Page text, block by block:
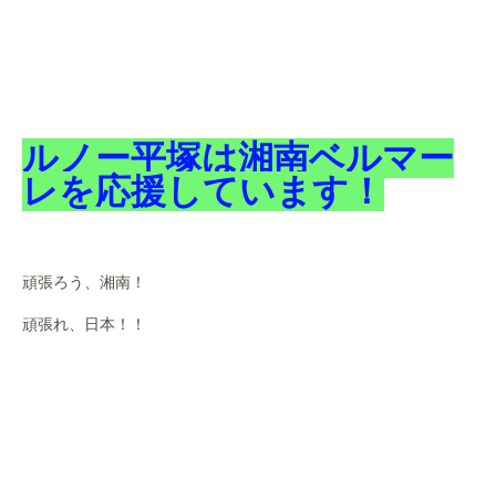
ルノー平塚は湘南ベルマー
レを応援しています！
頑張ろう、湘南！
頑張れ、日本！！